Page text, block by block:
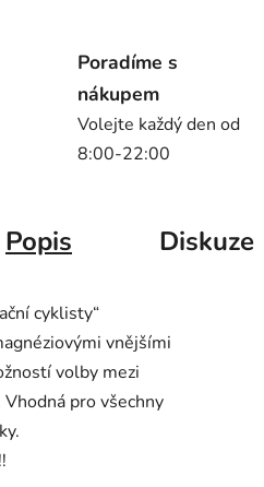
Poradíme s
nákupem
Volejte každý den od
8:00-22:00
Popis Diskuze
cyklisty“
vnějšími
volby mezi
pro všechny